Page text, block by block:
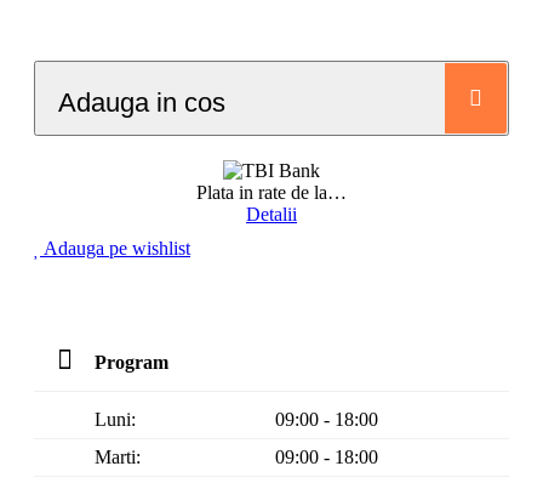
Adauga in cos
Plata in rate de la…
Detalii
Adauga pe wishlist
Program
Luni:
09:00 - 18:00
Marti:
09:00 - 18:00